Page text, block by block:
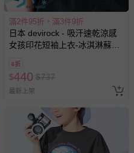
滿2件95折，滿3件9折
日本 devirock - 吸汗速乾涼感
女孩印花短袖上衣-冰淇淋蘇打-
6折
$440 $737
最新上架